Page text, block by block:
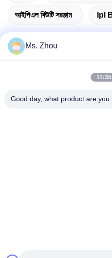
আইপিএল বিউটি সরঞ্জাম Ipl
ঠিকানা
Ms. Zhou
Good day, what product are you